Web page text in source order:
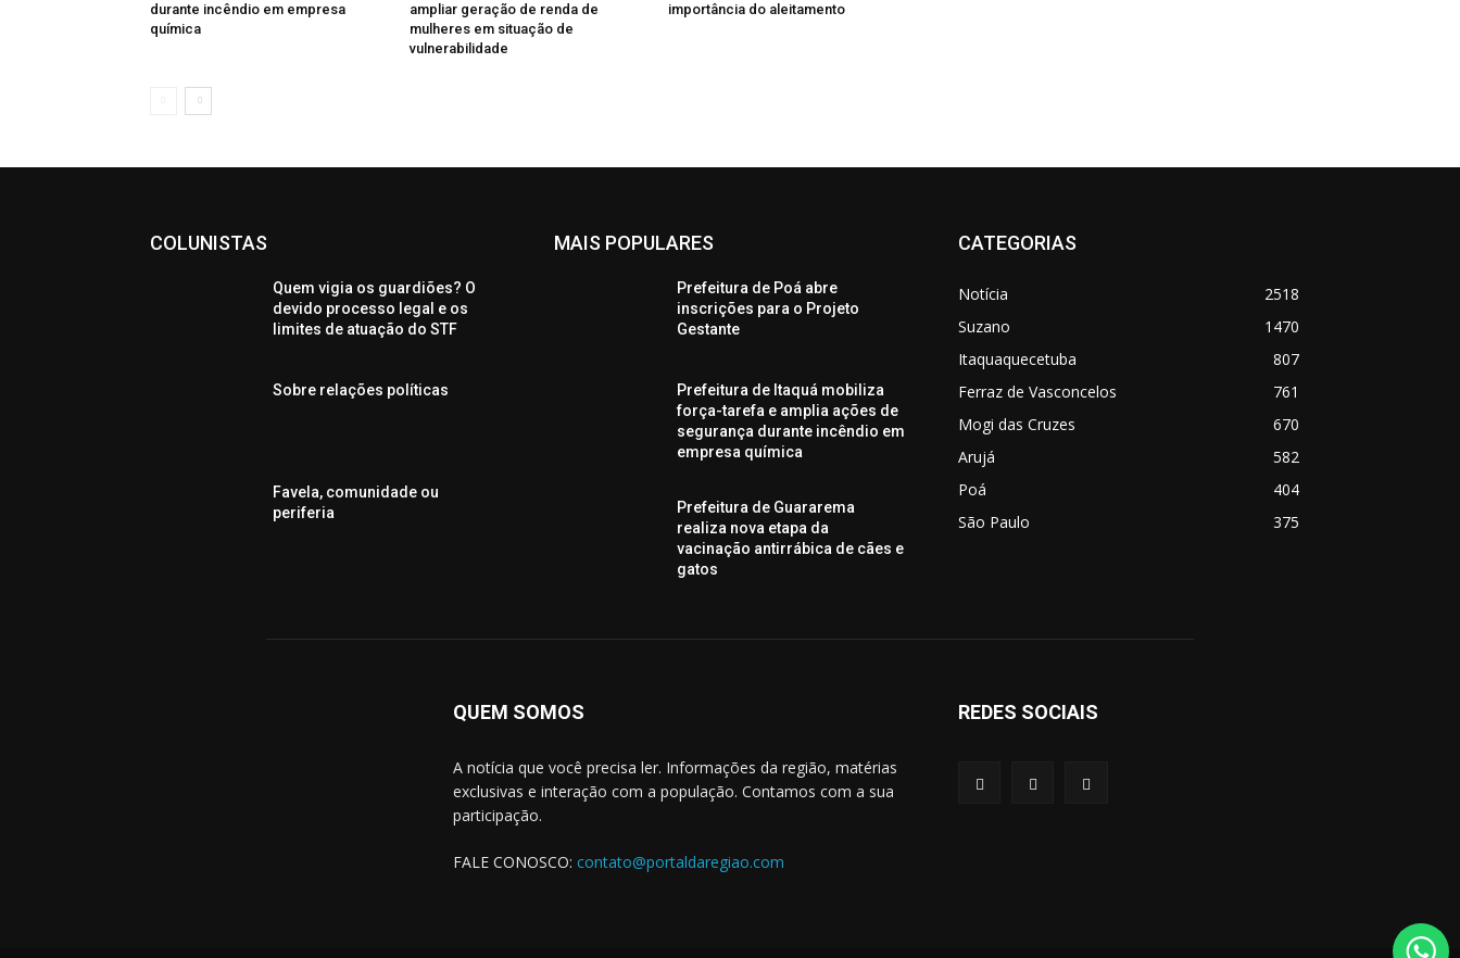
durante incêndio em empresa
química
ampliar geração de renda de
mulheres em situação de
vulnerabilidade
importância do aleitamento
COLUNISTAS
Quem vigia os guardiões? O
devido processo legal e os
limites de atuação do STF
Sobre relações políticas
Favela, comunidade ou
periferia
MAIS POPULARES
Prefeitura de Poá abre
inscrições para o Projeto
Gestante
Prefeitura de Itaquá mobiliza
força-tarefa e amplia ações de
segurança durante incêndio em
empresa química
Prefeitura de Guararema
realiza nova etapa da
vacinação antirrábica de cães e
gatos
CATEGORIAS
Notícia
2518
Suzano
1470
Itaquaquecetuba
807
Ferraz de Vasconcelos
761
Mogi das Cruzes
670
Arujá
582
Poá
404
São Paulo
375
QUEM SOMOS
A notícia que você precisa ler. Informações da região, matérias
exclusivas e interação com a população. Contamos com a sua
participação.
FALE CONOSCO: contato@portaldaregiao.com
REDES SOCIAIS